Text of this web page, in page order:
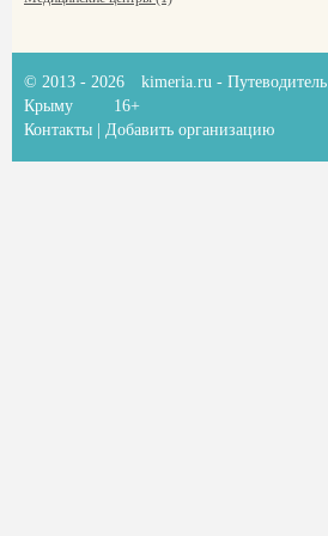
© 2013 - 2026 kimeria.ru -
Крыму
16+
Контакты
Добавить организацию